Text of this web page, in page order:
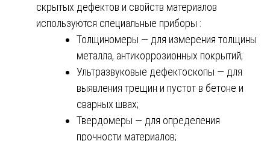
скрытых дефектов и свойств материалов
используются специальные приборы :
Толщиномеры — для измерения толщины
металла, антикоррозионных покрытий;
Ультразвуковые дефектоскопы — для
выявления трещин и пустот в бетоне и
сварных швах;
Твердомеры — для определения
прочности материалов;